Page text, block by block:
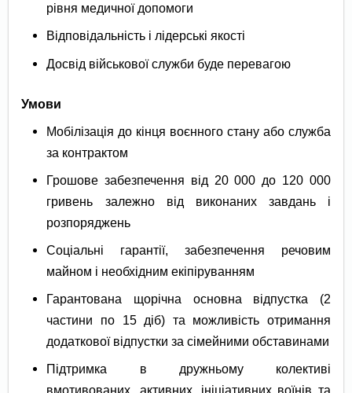
рівня медичної допомоги
Відповідальність і лідерські якості
Досвід військової служби буде перевагою
Умови
Мобілізація до кінця воєнного стану або служба
за контрактом
Грошове забезпечення від 20 000 до 120 000
гривень залежно від виконаних завдань і
розпоряджень
Соціальні гарантії, забезпечення речовим
майном і необхідним екіпіруванням
Гарантована щорічна основна відпустка (2
частини по 15 діб) та можливість отримання
додаткової відпустки за сімейними обставинами
Підтримка в дружньому колективі
вмотивованих, активних, ініціативних воїнів та